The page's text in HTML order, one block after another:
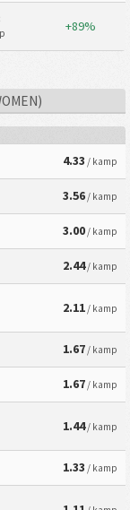
+89%
4.33 / kamp
3.56/ kamp
3.00/ kamp
2.44/ kamp
2.11/ kamp
1.67/ kamp
1.67/ kamp
1.44/ kamp
1.33 / kamp